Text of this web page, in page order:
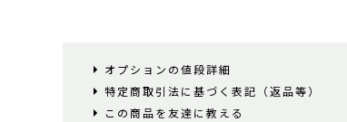
オプションの値段詳細
特定商取引法に基づく表記（返品等）
この商品を友達に教える